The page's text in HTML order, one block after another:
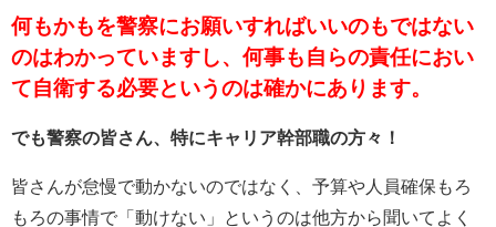
何もかもを警察にお願いすればいいのもではない
のはわかっていますし、何事も自らの責任におい
て自衛する必要というのは確かにあります。
でも警察の皆さん、特にキャリア幹部職の方々！
皆さんが怠慢で動かないのではなく、予算や人員確保もろ
もろの事情で「動けない」というのは他方から聞いてよく